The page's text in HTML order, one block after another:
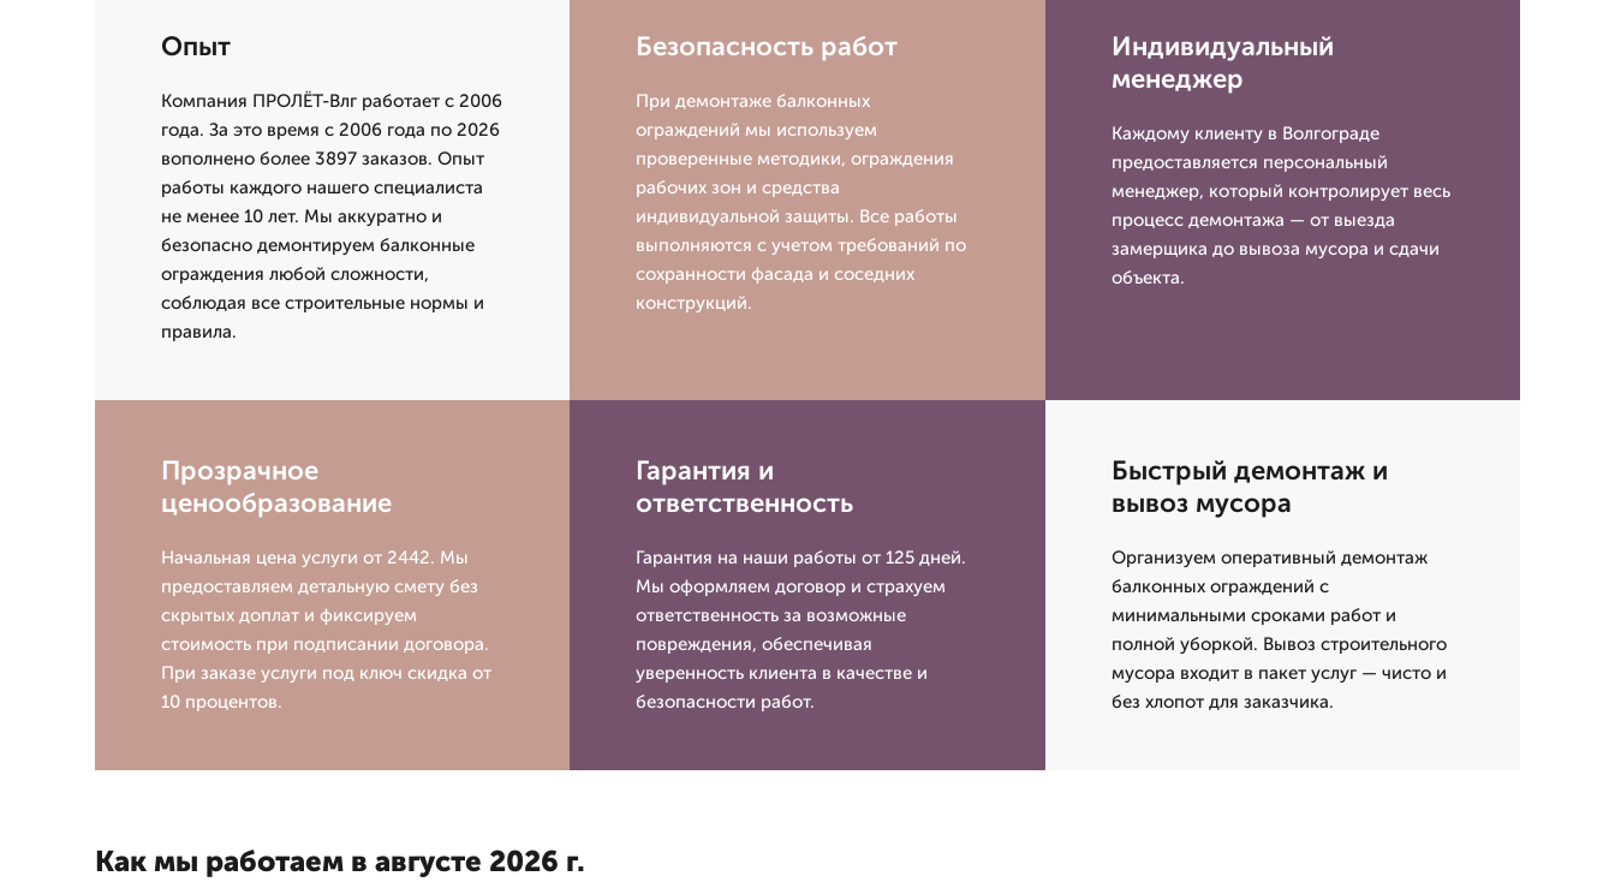
Опыт
Компания ПРОЛЁТ-Влг работает с 2006
года. За это время с 2006 года по 2026
вополнено более 3897 заказов. Опыт
работы каждого нашего специалиста
не менее 10 лет. Мы аккуратно и
безопасно демонтируем балконные
ограждения любой сложности,
соблюдая все строительные нормы и
правила.
Безопасность работ
При демонтаже балконных
ограждений мы используем
проверенные методики, ограждения
рабочих зон и средства
индивидуальной защиты. Все работы
выполняются с учетом требований по
сохранности фасада и соседних
конструкций.
Индивидуальный
менеджер
Каждому клиенту в Волгограде
предоставляется персональный
менеджер, который контролирует весь
процесс демонтажа — от выезда
замерщика до вывоза мусора и сдачи
объекта.
Прозрачное
ценообразование
Начальная цена услуги от 2442. Мы
предоставляем детальную смету без
скрытых доплат и фиксируем
стоимость при подписании договора.
При заказе услуги под ключ скидка от
10 процентов.
Гарантия и
ответственность
Гарантия на наши работы от 125 дней.
Мы оформляем договор и страхуем
ответственность за возможные
повреждения, обеспечивая
уверенность клиента в качестве и
безопасности работ.
Быстрый демонтаж и
вывоз мусора
Организуем оперативный демонтаж
балконных ограждений с
минимальными сроками работ и
полной уборкой. Вывоз строительного
мусора входит в пакет услуг — чисто и
без хлопот для заказчика.
Как мы работаем в августе 2026 г.